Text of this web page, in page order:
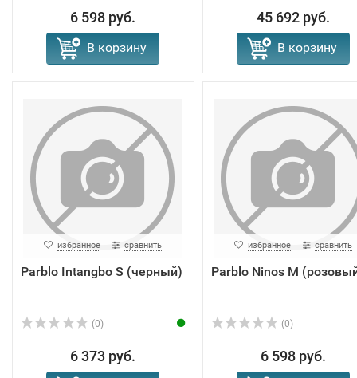
6 598 руб.
В корзину
45 692 руб.
В корзину
избранное сравнить
Parblo Intangbo S (черный)
(0)
6 373 руб.
избранное сравнить
Parblo Ninos M
(0)
6 598 руб.